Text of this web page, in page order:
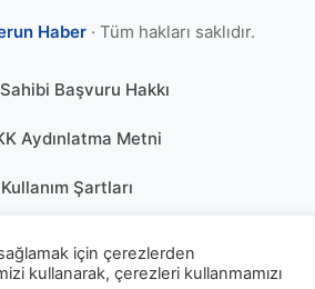
Haber· Tüm hakları saklıdır.
Başvuru Hakkı
Aydınlatma Metni
Kullanım Şartları
Çerez Politikası
için çerezlerden
kullanarak, çerezleri kullanmamızı